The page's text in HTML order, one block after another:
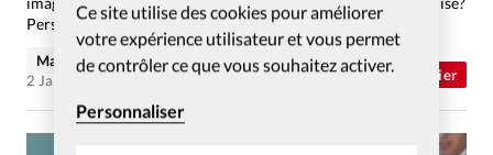
Ce site utilise des cookies pour améliorer
votre expérience utilisateur et vous permet
de contrôler ce que vous souhaitez activer.
Personnaliser
Dossier
Perspectives.
Maude Burkhalter
2 Jan 2025